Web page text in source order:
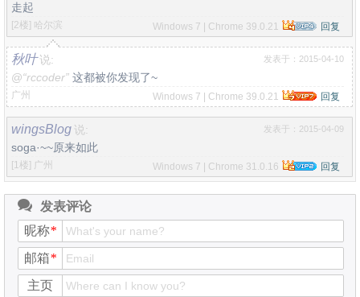
走起
[2楼] 哈尔滨 Windows 7 | Chrome 39.0.21 回复
秋叶 说: 发表于：2015-04-10
@“rccoder” 这都被你发现了~
广州 Windows 7 | Chrome 39.0.21 回复
wingsBlog 说: 发表于：2015-04-09
soga·~~原来如此
[1楼] 广州 Windows 7 | Chrome 31.0.16 回复
发表评论
昵称*
邮箱*
主页